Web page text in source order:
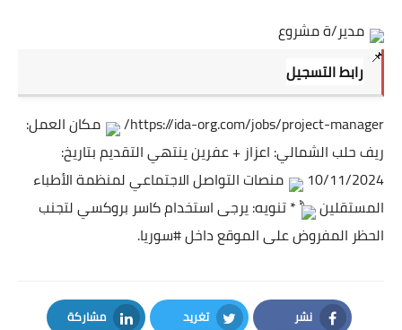
مدير/ة مشروع
رابط التسجيل
https://ida-org.com/jobs/project-manager/
مكان العمل:
ريف حلب الشمالي: اعزاز + عفرين ينتهي التقديم بتاريخ:
10/11/2024
منصات التواصل الاجتماعي لمنظمة الأطباء
المستقلين
* تنويه: يرجى استخدام كاسر بروكسي لتجنب
الحظر المفروض على الموقع داخل#سوريا.
نشر تغريد مشاركة